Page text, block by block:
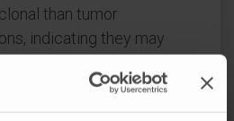
than tumor
indicating they may
in driver genes